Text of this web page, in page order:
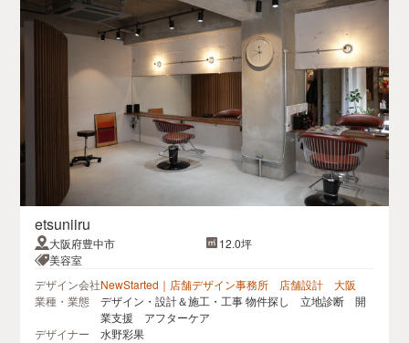
etsuniiru
大阪府豊中市
12.0坪
美容室
デザイン会社NewStarted｜店舗デザイン事務所 店舗設計 大阪
業種・業態
デザイン・設計＆施工・工事 物件探し 立地診断 開
業支援 アフターケア
デザイナー
水野彩果